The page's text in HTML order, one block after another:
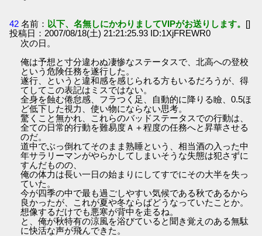
42 名前： 以下、名無しにかわりましてVIPがお送りします。 []
投稿日：2007/08/18(土) 21:21:25.93 ID:1XjFREWR0
次の日。
俺は予想と寸分違わぬ凄惨なステータスで、北高への登校
という危険任務を遂行した。
遂行、というと違和感を感じられる方もいるだろうが、得
てしてこの表記はミスではない。
全身を蝕む倦怠感、フラつく足、自動的に降りる瞼、0.5ほ
ど低下した視力、使い物にならない思考。
驚くこと無かれ、これらのバッドステータスでの行動は、
全ての日常的行動を難易度Ａ＋程度の任務へと昇華させる
のだ。
道中でぶっ倒れてそのまま熟睡という、相当酒の入った中
年サラリーマンがやらかしてしまいそうな失態は犯さずに
すんだものの、
俺の体力は長い一日の始まりにしてすでにその大半を失っ
ていた。
今が四季の中で最も過ごしやすい気候である秋であるから
良かったが、これが夏や冬ならばどうなっていたことか。
想像するだけでも悪寒が背中を走るね。
と、俺が秋特有の涼風を浴びていると聞き覚えのある無駄
に快活な声が飛んできた。